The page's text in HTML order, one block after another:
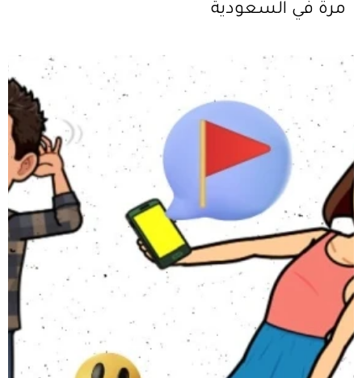
مرة في السعودية